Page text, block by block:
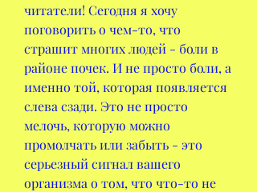
читатели! Сегодня я хочу
поговорить о чем-то, что
страшит многих людей - боли в
районе почек. И не просто боли, а
именно той, которая появляется
слева сзади. Это не просто
мелочь, которую можно
промолчать или забыть - это
серьезный сигнал вашего
организма о том, что что-то не